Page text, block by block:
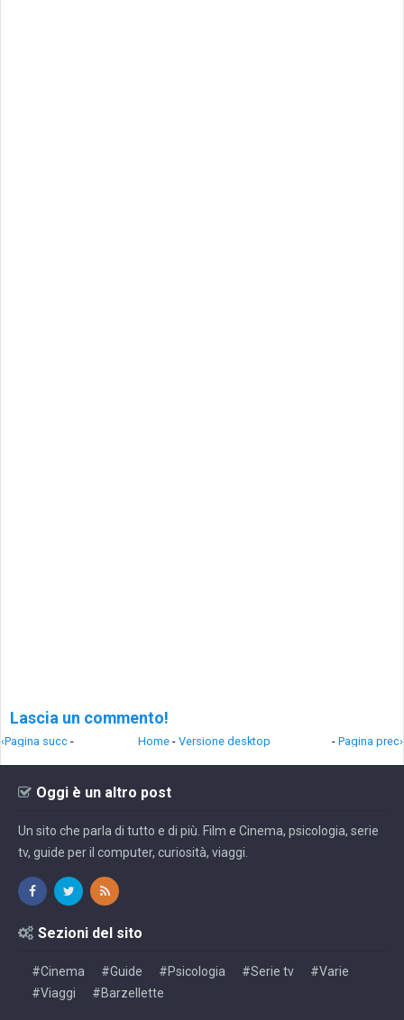
Lascia un commento!
‹Pagina succ - - Pagina prec›
Home - Versione desktop
Oggi è un altro post
Un sito che parla di tutto e di più. Film e Cinema, psicologia, serie
tv, guide per il computer, curiosità, viaggi.
Sezioni del sito
#Cinema #Guide #Psicologia #Serie tv
#Varie
#Viaggi
#Barzellette